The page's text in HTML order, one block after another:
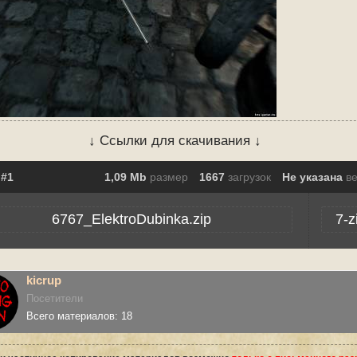
↓ Ссылки для скачивания ↓
1,09 Mb размер 1667 загрузок Не указана
6767_ElektroDubinka.zip 7-
kicrup
Посетители
Всего материалов: 18